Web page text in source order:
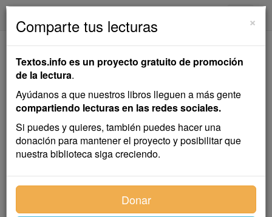
El Desquite de Yáñez
Emilio Salgari
Novela
×
Comparte tus lecturas
Textos.info es un proyecto gratuito de promoción
de la lectura.
Ayúdanos a que nuestros libros lleguen a más gente
compartiendo lecturas en las redes sociales.
Si puedes y quieres, también puedes hacer una
donación para mantener el proyecto y posibilitar que
nuestra biblioteca siga creciendo.
Donar